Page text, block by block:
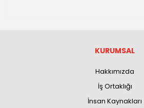
KURUMSAL
Hakkımızda
İş Ortaklığı
İnsan Kaynakları